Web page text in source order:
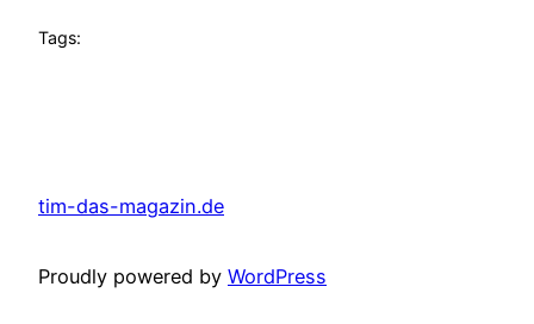
Tags:
tim-das-magazin.de
Proudly powered by WordPress